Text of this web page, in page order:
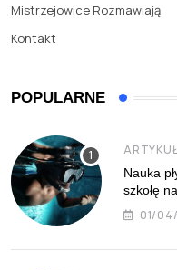
Mistrzejowice Rozmawiają
Kontakt
POPULARNE
Nauka
szkołę
01/